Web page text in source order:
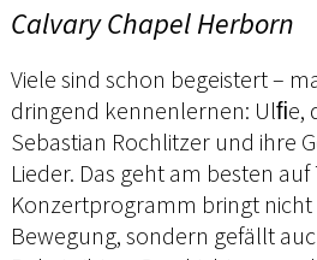
Calvary Chapel Herborn
Viele sind schon begeistert –
dringend kennenlernen: Ulﬁe,
Sebastian Rochlitzer und ihre
Lieder. Das geht am besten
Konzertprogramm bringt nicht
Bewegung, sondern gefällt